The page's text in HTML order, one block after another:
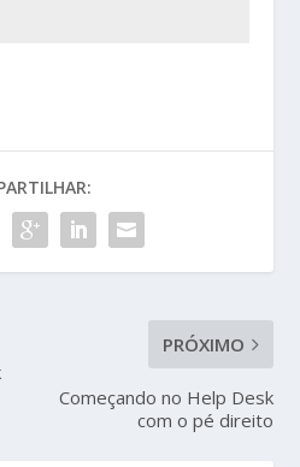
PRÓXIMO
Começando no Help Desk
com o pé direito